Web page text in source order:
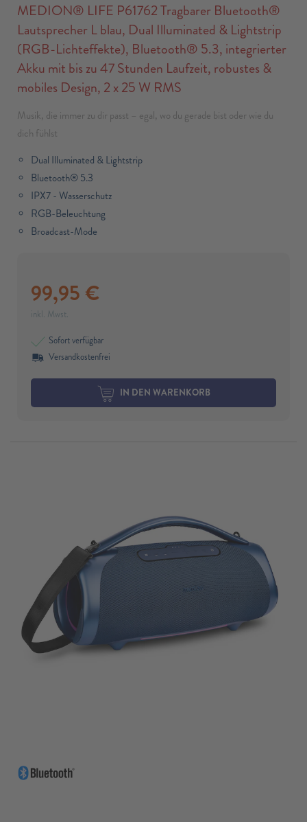
MEDION® LIFE P61762 Tragbarer Bluetooth®
Lautsprecher L blau, Dual Illuminated & Lightstrip
(RGB-Lichteffekte), Bluetooth® 5.3, integrierter
Akku mit bis zu 47 Stunden Laufzeit, robustes &
mobiles Design, 2 x 25 W RMS
Musik, die immer zu dir passt – egal, wo du gerade bist oder wie du
dich fühlst
Dual Illuminated & Lightstrip
Bluetooth® 5.3
IPX7 - Wasserschutz
RGB-Beleuchtung
Broadcast-Mode
99,95 €
inkl. Mwst.
Sofort verfügbar
Versandkostenfrei
IN DEN WARENKORB